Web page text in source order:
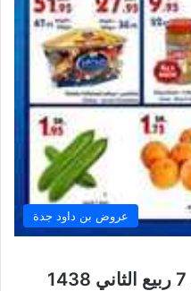
عروض بن داود جدة